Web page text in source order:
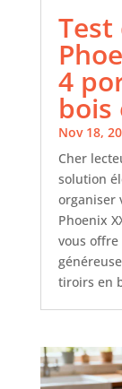
4
Nov 18,
Cher
solution
organiser
Phoenix
vous
tiroirs en